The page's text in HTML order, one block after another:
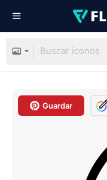
Guardar